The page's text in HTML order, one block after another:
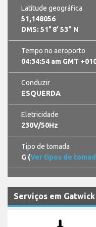
Latitude geográfica
51,148056
DMS: 51° 8’ 53" N
Tempo no aeroporto
04:34:55 am GMT
Conduzir
ESQUERDA
Eletricidade
230V/50Hz
Tipo de tomada
G (Ver tipos de
Serviços em